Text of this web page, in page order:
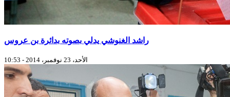
راشد الغنوشي يدلي بصوته بدائرة بن عروس
الأحد، 23 نوفمبر، 2014 - 10:53